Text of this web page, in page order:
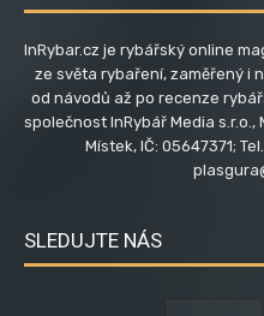
InRybar.cz je rybářský online
ze světa rybaření, zaměřený i
od návodů až po recenze
společnost InRybář Media s.r.o.,
Místek, IČ: 05647371;
SLEDUJTE NÁS